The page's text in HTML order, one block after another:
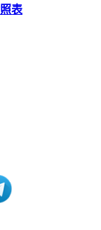
表